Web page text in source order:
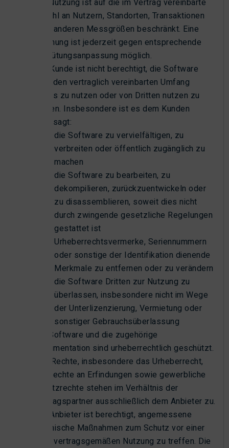
Die Nutzung ist auf die im Vertrag vereinbarte
Anzahl an Nutzern, Standorten, Transaktionen
oder anderen Messgrößen beschränkt. Eine
Erhöhung ist jederzeit gegen entsprechende
Vergütungsanpassung möglich.
Der Kunde ist nicht berechtigt, die Software
über den vertraglich vereinbarten Umfang
hinaus zu nutzen oder von Dritten nutzen zu
lassen. Insbesondere ist es dem Kunden
untersagt:
die Software zu vervielfältigen, zu
verbreiten oder öffentlich zugänglich zu
machen
die Software zu bearbeiten, zu
dekompilieren, zurückzuentwickeln oder
zu disassemblieren, soweit dies nicht
durch zwingende gesetzliche Regelungen
gestattet ist
Urheberrechtsvermerke, Seriennummern
oder sonstige der Identifikation dienende
Merkmale zu entfernen oder zu verändern
die Software Dritten zur Nutzung zu
überlassen, insbesondere nicht im Wege
der Unterlizenzierung, Vermietung oder
sonstiger Gebrauchsüberlassung
Die Software und die zugehörige
Dokumentation sind urheberrechtlich geschützt.
Alle Rechte, insbesondere das Urheberrecht,
die Rechte an Erfindungen sowie gewerbliche
Schutzrechte stehen im Verhältnis der
Vertragspartner ausschließlich dem Anbieter zu.
Der Anbieter ist berechtigt, angemessene
technische Maßnahmen zum Schutz vor einer
nicht vertragsgemäßen Nutzung zu treffen. Die